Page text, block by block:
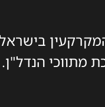
מתווכי הנדל"ן.